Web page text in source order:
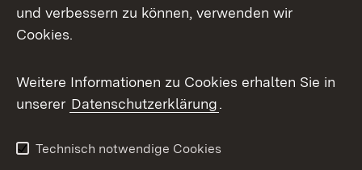
X / Twitter
Youtube
Kontakt
Datenschutz
Barrierefreiheit
und verbessern zu können, verwenden wir
Cookies.
Weitere Informationen zu Cookies erhalten Sie in
unserer Datenschutzerklärung.
Technisch notwendige Cookies